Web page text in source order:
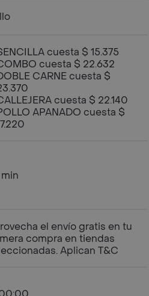
cuesta $ 15.375
cuesta $ 22.632
CARNE cuesta $
cuesta $ 22.140
APANADO cuesta $
el envío gratis en tu
compra en tiendas
Aplican T&C